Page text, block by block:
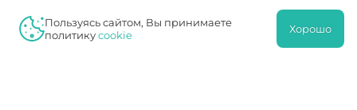
БЕРЕМЕННОСТЬ И РОДЫ ПОСЛЕ КЕСАРЕВА
СЕЧЕНИЯ
Пользуясь сайтом, Вы принимаете
политикуcookie Хорошо